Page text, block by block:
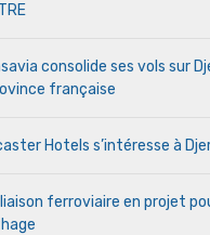
consolide ses vols sur
française
Hotels s’intéresse à
ferroviaire en projet